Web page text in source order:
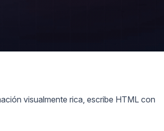
visualmente rica, escribe HTML con